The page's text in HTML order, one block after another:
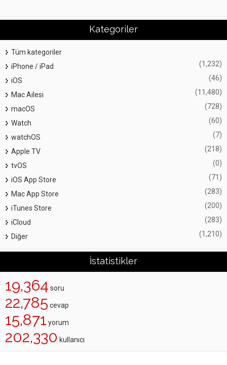
Kategoriler
Tüm kategoriler
iPhone / iPad
(1,232)
iOS (46)
Mac Ailesi (11,480)
macOS (728)
Watch (60)
watchOS (7)
Apple TV (218)
tvOS (0)
iOS App Store (71)
Mac App Store (283)
iTunes Store (200)
iCloud (283)
Diğer (1,210)
İstatistikler
19,364 soru
22,785 cevap
15,871 yorum
202,330 kullanıcı